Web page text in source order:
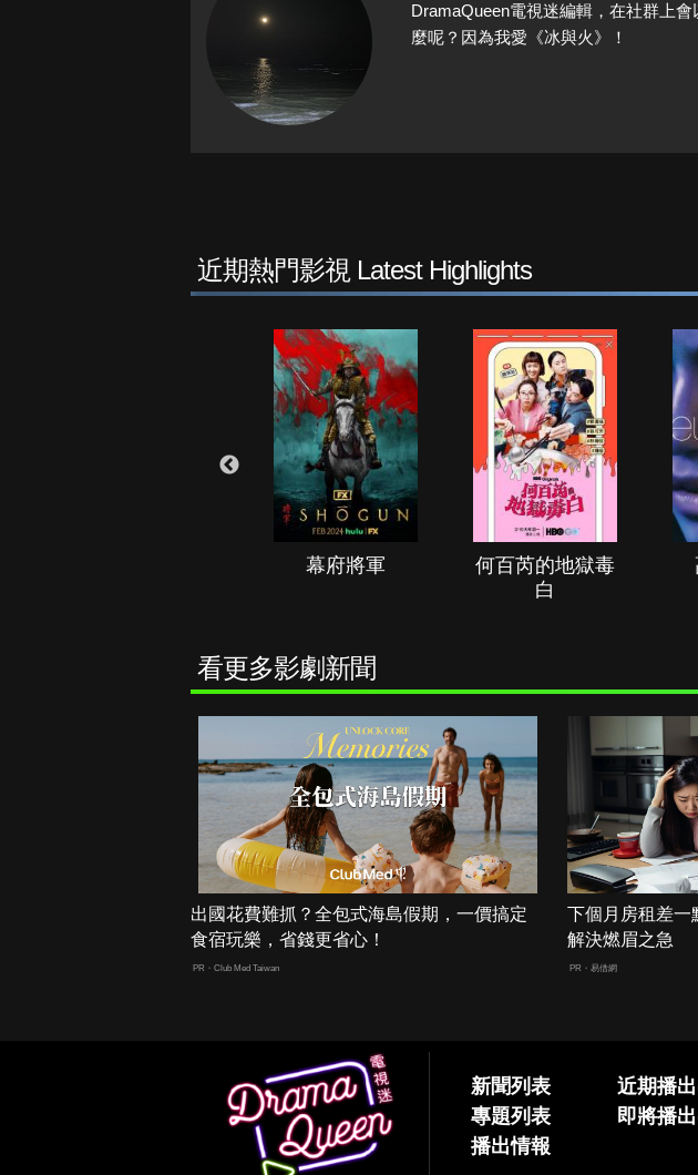
DramaQueen電視迷編輯，在社群上
麼呢？因為我愛《冰與火》！
近期熱門影視 Latest Highlights
幕府將軍
何百芮的地獄毒
白
看更多影劇新聞
出國花費難抓？全包式海島假期，一價搞定
食宿玩樂，省錢更省心！
PR・Club Med Taiwan
下個月房租差一
解決燃眉之急
PR・易借網
新聞列表
專題列表
播出情報
近期播
即將播